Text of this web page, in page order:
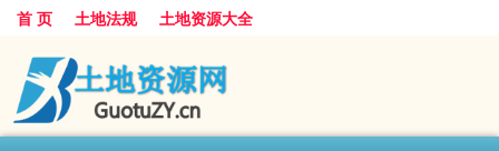
首 页 土地法规 土地资源大全